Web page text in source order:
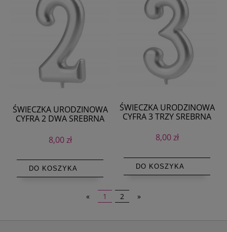
ŚWIECZKA URODZINOWA
CYFRA 2 DWA SREBRNA
8,00 zł
DO KOSZYKA
ŚWIECZKA URODZINOWA
CYFRA 3 TRZY SREBRNA
8,00 zł
DO KOSZYKA
« 1 2 »